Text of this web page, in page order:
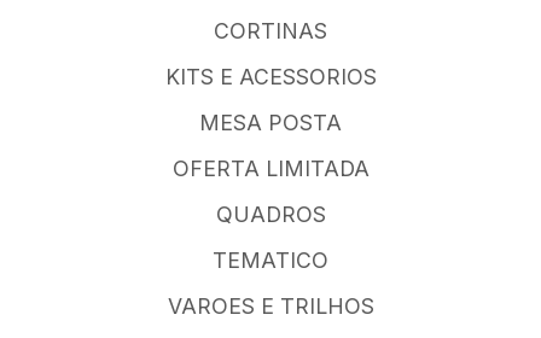
CORTINAS
KITS E ACESSORIOS
MESA POSTA
OFERTA LIMITADA
QUADROS
TEMATICO
VAROES E TRILHOS